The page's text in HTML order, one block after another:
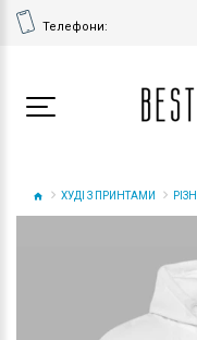
Телефони:
ХУДІ З ПРИНТАМИ РІЗНІ